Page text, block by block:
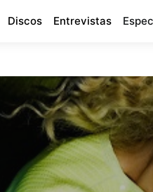
Discos Entrevistas